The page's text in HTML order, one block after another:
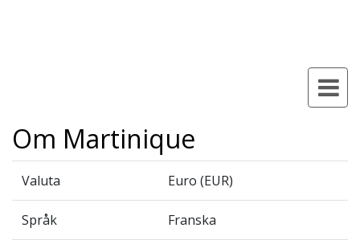
Om Martinique
Valuta Euro (EUR)
Språk Franska